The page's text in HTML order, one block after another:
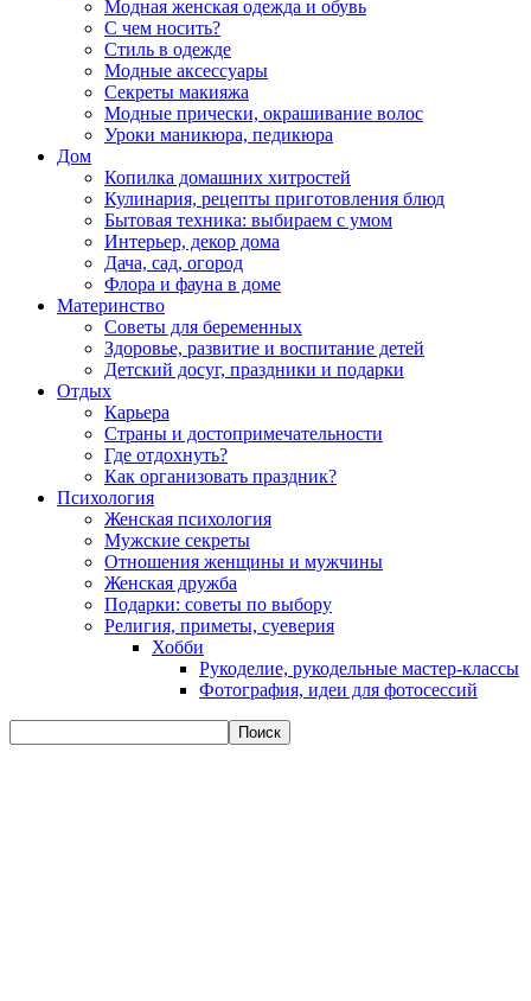
Модная женская одежда и обувь
С чем носить?
Стиль в одежде
Модные аксессуары
Секреты макияжа
Модные прически, окрашивание волос
Уроки маникюра, педикюра
Дом
Копилка домашних хитростей
Кулинария, рецепты приготовления блюд
Бытовая техника: выбираем с умом
Интерьер, декор дома
Дача, сад, огород
Флора и фауна в доме
Материнство
Советы для беременных
Здоровье, развитие и воспитание детей
Детский досуг, праздники и подарки
Отдых
Карьера
Страны и достопримечательности
Где отдохнуть?
Как организовать праздник?
Психология
Женская психология
Мужские секреты
Отношения женщины и мужчины
Женская дружба
Подарки: советы по выбору
Религия, приметы, суеверия
Хобби
Рукоделие, рукодельные мастер-классы
Фотография, идеи для фотосессий